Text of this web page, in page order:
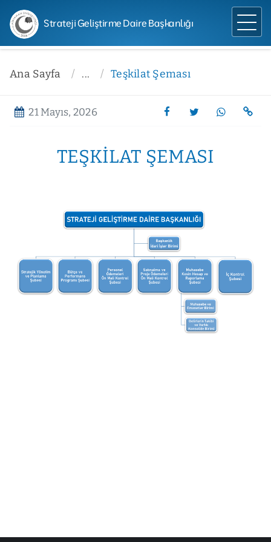
Strateji Geliştirme Daire Başkanlığı
Ana Sayfa ... Teşkilat Şeması
21 Mayıs, 2026
TEŞKILAT ŞEMASI